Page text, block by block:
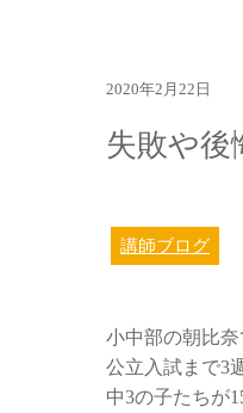
2020年2月22日
失敗や後
講師ブログ
小中部の朝比奈
公立入試まで3
中3の子たちが